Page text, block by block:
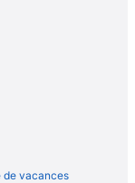
de vacances